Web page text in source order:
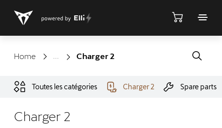
Home ShopCharger 2
Toutes les catégories Charger 2 Spare parts
Charger 2